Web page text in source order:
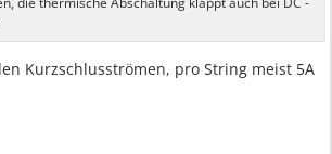
Kurzschlusströmen, pro String meist 5A